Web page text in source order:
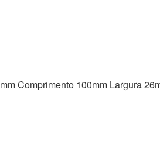
Comprimento 100mm Largura